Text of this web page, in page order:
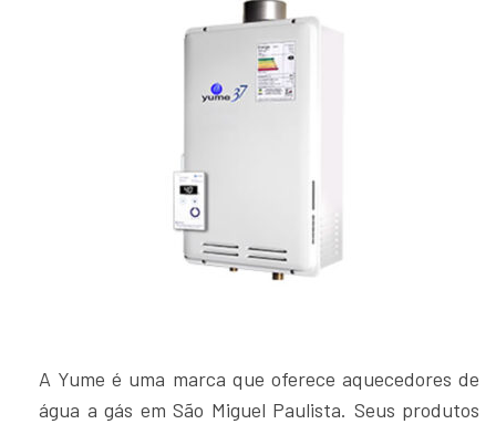
A Yume é uma marca que oferece aquecedores de
água a gás em São Miguel Paulista. Seus produtos